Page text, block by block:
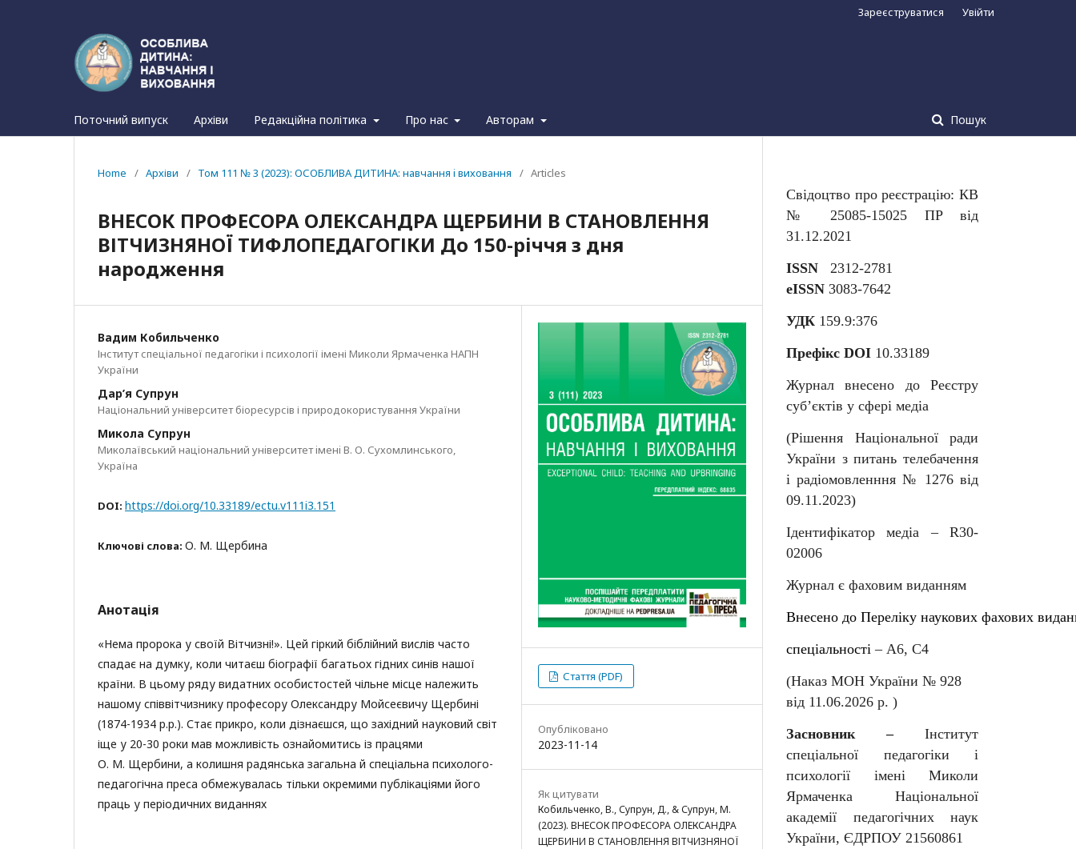
Поточний випуск Архіви Редакційна політика Про нас Авторам Пошук
Зареєструватися Увійти
Home / Архіви / Том 111 № 3 (2023): ОСОБЛИВА ДИТИНА: навчання i виховання / Articles
ВНЕСОК ПРОФЕСОРА ОЛЕКСАНДРА ЩЕРБИНИ В СТАНОВЛЕННЯ
ВІТЧИЗНЯНОЇ ТИФЛОПЕДАГОГІКИ До 150-річчя з дня
народження
Вадим Кобильченко
Інститут спеціальної педагогіки і психології імені Миколи Ярмаченка НАПН
України
Дар’я Супрун
Національний університет біоресурсів і природокористування України
Микола Супрун
Миколаївський нацiональний унiверситет iменi В. О. Сухомлинського,
Україна
DOI: https://doi.org/10.33189/ectu.v111i3.151
Ключові слова: О. М. Щербина
Анотація
«Нема пророка у своїй Вітчизні!». Цей гіркий біблійний вислів часто
спадає на думку, коли читаєш біографії багатьох гідних синів нашої
країни. В цьому ряду видатних особистостей чільне місце належить
нашому співвітчизнику професору Олександру Мойсеєвичу Щербині
(1874-1934 р.р.). Стає прикро, коли дізнаєшся, що західний науковий світ
іще у 20-30 роки мав можливість ознайомитись із працями
О. М. Щербини, а колишня радянська загальна й спеціальна психолого-
педагогічна преса обмежувалась тільки окремими публікаціями його
праць у періодичних виданнях
Стаття (PDF)
Опубліковано
2023-11-14
Як цитувати
Кобильченко, В., Супрун, Д., & Супрун, М.
(2023). ВНЕСОК ПРОФЕСОРА ОЛЕКСАНДРА
ЩЕРБИНИ В СТАНОВЛЕННЯ ВІТЧИЗНЯНОЇ
Свідоцтво про реєстрацію: КВ
№ 25085-15025 ПР від
31.12.2021
ISSN 2312-2781
eISSN 3083-7642
УДК 159.9:376
Префікс DOI 10.33189
Журнал внесено до Реєстру
суб’єктів у сфері медіа
(Рішення Національної ради
України з питань телебачення
і радіомовленння № 1276 від
09.11.2023)
Ідентифікатор медіа – R30-
02006
Журнал є фаховим виданням
Внесено до Перелiку наукових фахових
спеціальності–А6, С4
(Наказ МОН України № 928
від 11.06.2026 р. )
Засновник – Інститут
спеціальної педагогіки і
психології імені Миколи
Ярмаченка Національної
академії педагогічних наук
України, ЄДРПОУ 21560861